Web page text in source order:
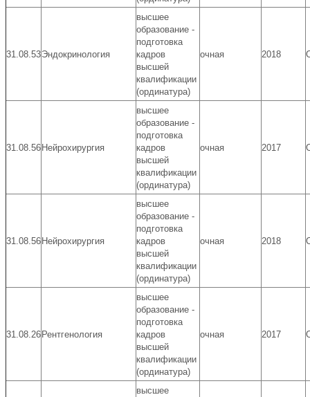
31.08.53Эндокринология
высшее
образование -
подготовка
кадров
высшей
квалификации
(ординатура)
очная 2018
31.08.56 Нейрохирургия
высшее
образование -
подготовка
кадров
высшей
квалификации
(ординатура)
очная 2017
31.08.56 Нейрохирургия
высшее
образование -
подготовка
кадров
высшей
квалификации
(ординатура)
очная 2018
31.08.26 Рентгенология
высшее
образование -
подготовка
кадров
высшей
квалификации
(ординатура)
очная 2017
высшее